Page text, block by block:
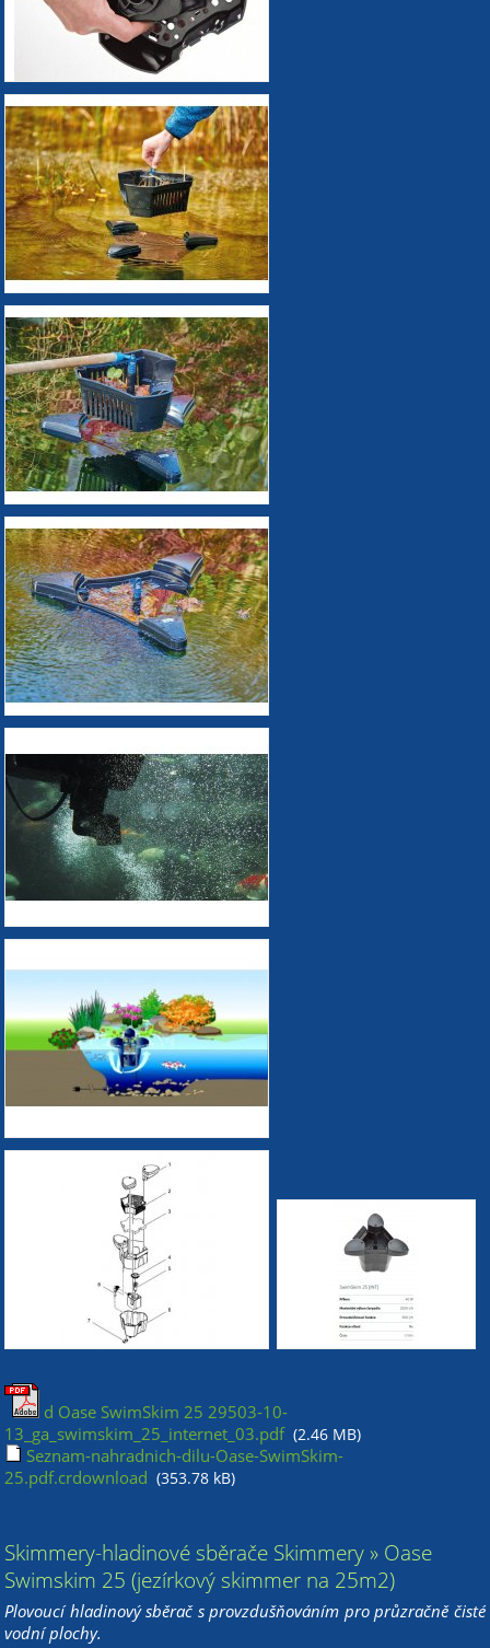
d Oase SwimSkim 25 29503-10-
13_ga_swimskim_25_internet_03.pdf (2.46 MB)
Seznam-nahradnich-dilu-Oase-SwimSkim-
25.pdf.crdownload (353.78 kB)
Skimmery-hladinové sběrače Skimmery » Oase
Swimskim 25 (jezírkový skimmer na 25m2)
Plovoucí hladinový sběrač s provzdušňováním pro průzračně čisté
vodní plochy.